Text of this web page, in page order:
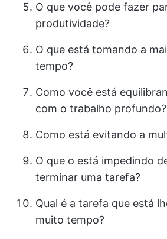
O que você pode fazer
produtividade?
O que está tomando a
tempo?
Como você está
com o trabalho profundo?
Como está evitando a
O que o está impedindo
terminar uma tarefa?
Qual é a tarefa que está
muito tempo?